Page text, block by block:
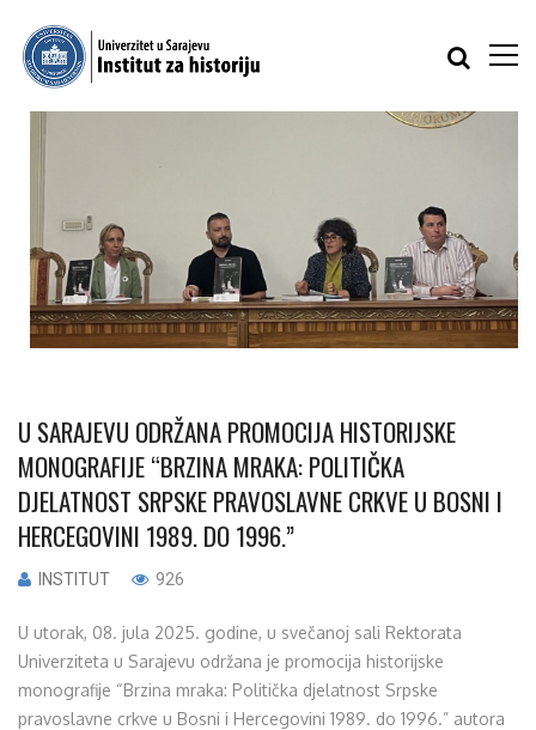
U SARAJEVU ODRŽANA PROMOCIJA HISTORIJSKE
MONOGRAFIJE “BRZINA MRAKA: POLITIČKA
DJELATNOST SRPSKE PRAVOSLAVNE CRKVE U BOSNI I
HERCEGOVINI 1989. DO 1996.”
INSTITUT 926
U utorak, 08. jula 2025. godine, u svečanoj sali Rektorata
Univerziteta u Sarajevu održana je promocija historijske
monografije “Brzina mraka: Politička djelatnost Srpske
pravoslavne crkve u Bosni i Hercegovini 1989. do 1996.” autora